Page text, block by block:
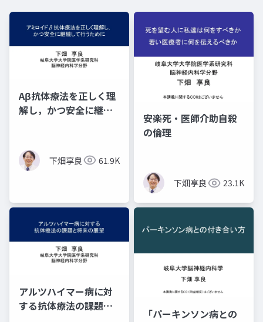
Aβ抗体療法を正しく理
解し，かつ安全に継続
下畑享良 61.9K
安楽死・医師介助自殺
の倫理
下畑享良 23.1K
アルツハイマー病に対
する抗体療法の課題と
「パーキンソン病との